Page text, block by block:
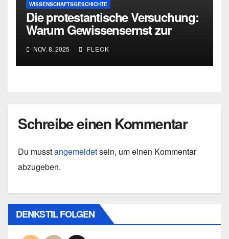
WISSENSCHAFTSGESCHICHTE
Die protestantische Versuchung:
Warum Gewissensernst zur
blinden Staatsgläubigkeit führen
kann
NOV. 8, 2025 FLECK
Schreibe einen Kommentar
Du musstangemeldetsein, um einen Kommentar
abzugeben.
DENKSTIL FOLGEN